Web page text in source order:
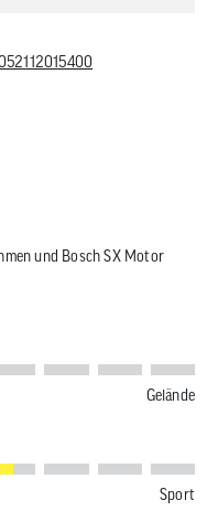
und Bosch SX Motor
Gelände
Sport